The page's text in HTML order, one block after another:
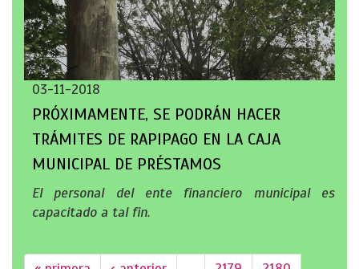
03-11-2018
PRÓXIMAMENTE, SE PODRÁN HACER
TRÁMITES DE RAPIPAGO EN LA CAJA
MUNICIPAL DE PRÉSTAMOS
El personal del ente financiero municipal es
capacitado a tal fin.